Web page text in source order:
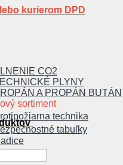
CO2
PLYNY
A PROPÁN BUTÁN
sortiment
technika
tabuľky
kurierom DPD